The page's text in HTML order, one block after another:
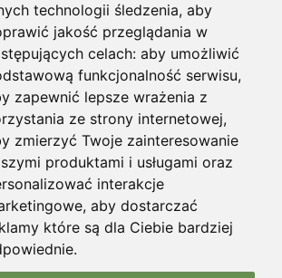
technologii śledzenia, aby
jakość przeglądania w
celach: aby umożliwić
funkcjonalność serwisu,
zapewnić lepsze wrażenia z
ze strony internetowej,
zmierzyć Twoje zainteresowanie
produktami i usługami oraz
interakcje
, aby dostarczać
które są dla Ciebie bardziej
.
Wszystkie prawa zastrzeżone. Designed by